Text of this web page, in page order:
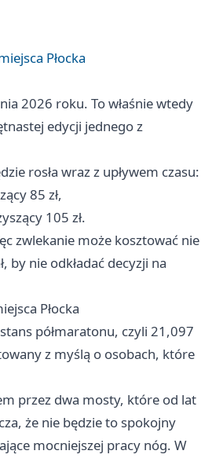
Płocka
2026 roku. To właśnie wtedy
edycji jednego z
rosła wraz z upływem czasu:
85 zł,
105 zł.
zwlekanie może kosztować nie
by nie odkładać decyzji na
Płocka
półmaratonu, czyli 21,097
z myślą o osobach, które
przez dwa mosty, które od lat
że nie będzie to spokojny
mocniejszej pracy nóg. W